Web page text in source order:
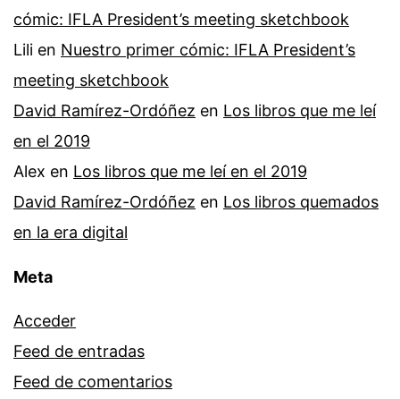
cómic: IFLA President’s meeting sketchbook
Lili en Nuestro primer cómic: IFLA President’s
meeting sketchbook
David Ramírez-Ordóñez en Los libros que me leí
en el 2019
Alex en Los libros que me leí en el 2019
David Ramírez-Ordóñez en Los libros quemados
en la era digital
Meta
Acceder
Feed de entradas
Feed de comentarios